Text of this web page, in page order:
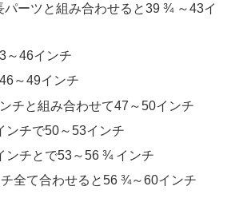
パーツと組み合わせると39 ¾ ～43イ
～46インチ
～49インチ
チと組み合わせて47～50インチ
ンチで50～53インチ
ンチとで53～56 ¾ インチ
全て合わせると56 ¾～60インチ